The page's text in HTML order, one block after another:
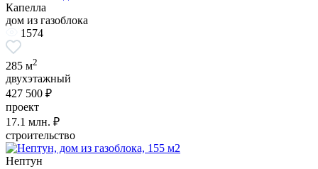
Капелла
дом из газоблока
1574
285 м2
двухэтажный
427 500 ₽
проект
17.1 млн. ₽
строительство
Нептун